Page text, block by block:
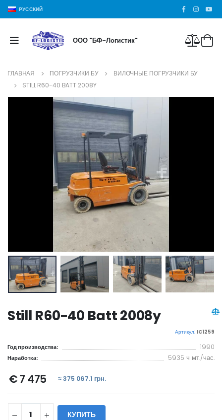
РУССКИЙ
ООО "БФ-Логистик"
ГЛАВНАЯ ПОГРУЗЧИКИ БУ
ВИЛОЧНЫЕ ПОГРУЗЧИКИ БУ
STILL R60-40 BATT 2008Y
Still R60-40 Batt 2008y
Артикул: IC1259
Год производства: 1990
Наработка: 5935 ч мт./час.
€ 7 475 ≈ 375 067.1 грн.
КУПИТЬ